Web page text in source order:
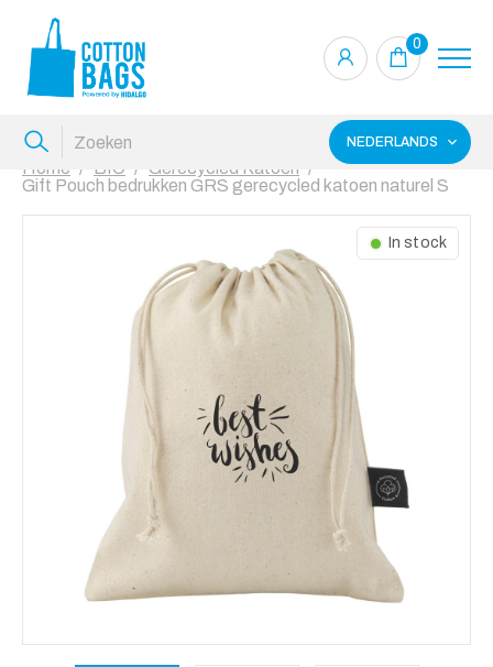
0
NEDERLANDS
Home BIO
Gerecycled Katoen
Gift Pouch bedrukken GRS gerecycled katoen naturel S
In stock